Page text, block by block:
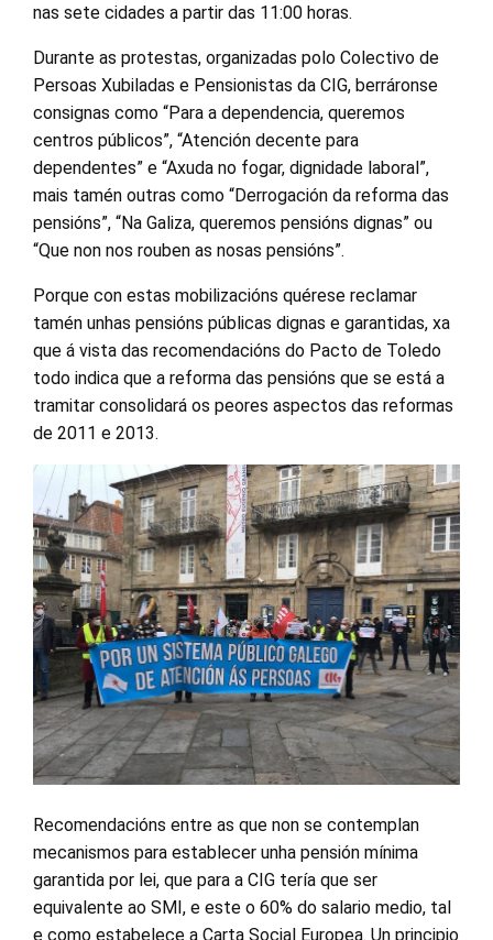
nas sete cidades a partir das 11:00 horas.
Durante as protestas, organizadas polo Colectivo de
Persoas Xubiladas e Pensionistas da CIG, berráronse
consignas como “Para a dependencia, queremos
centros públicos”, “Atención decente para
dependentes” e “Axuda no fogar, dignidade laboral”,
mais tamén outras como “Derrogación da reforma das
pensións”, “Na Galiza, queremos pensións dignas” ou
“Que non nos rouben as nosas pensións”.
Porque con estas mobilizacións quérese reclamar
tamén unhas pensións públicas dignas e garantidas, xa
que á vista das recomendacións do Pacto de Toledo
todo indica que a reforma das pensións que se está a
tramitar consolidará os peores aspectos das reformas
de 2011 e 2013.
Recomendacións entre as que non se contemplan
mecanismos para establecer unha pensión mínima
garantida por lei, que para a CIG tería que ser
equivalente ao SMI, e este o 60% do salario medio, tal
e como estabelece a Carta Social Europea. Un principio